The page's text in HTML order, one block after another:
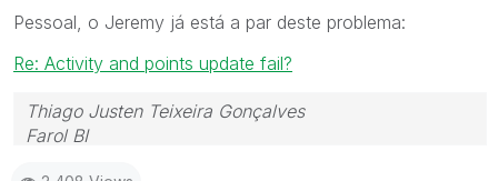
Pessoal, o Jeremy já está a par deste problema:
Re: Activity and points update fail?
Thiago Justen Teixeira Gonçalves
Farol BI